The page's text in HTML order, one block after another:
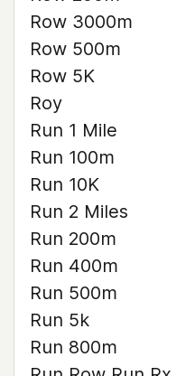
Row 3000m
Row 500m
Row 5K
Roy
Run 1 Mile
Run 100m
Run 10K
Run 2 Miles
Run 200m
Run 400m
Run 500m
Run 5k
Run 800m